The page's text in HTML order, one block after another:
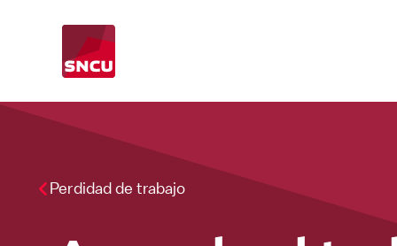
la
pagina
Perdidad de trabajo